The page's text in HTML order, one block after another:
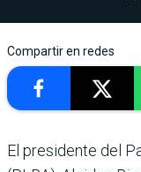
Compartir en redes
El presidente del